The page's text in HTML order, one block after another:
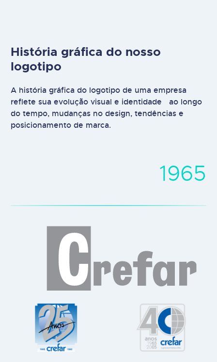
História gráfica do nosso
logotipo
A história gráfica do logotipo de uma empresa
reflete sua evolução visual e identidade ao longo
do tempo, mudanças no design, tendências e
posicionamento de marca.
1965